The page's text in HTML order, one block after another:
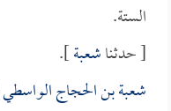
الستة.
[ حدثناشعبة].
شعبة بن الحجاج الواسطي